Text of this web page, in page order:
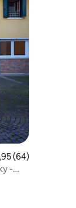
124
(64)
-